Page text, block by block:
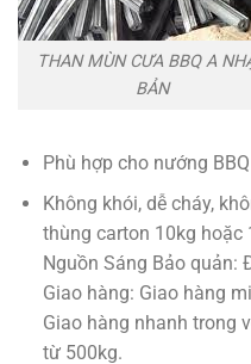
THAN MÙN CƯA BBQ A
BẢN
Phù hợp cho nướng
Không khói, dễ cháy,
thùng carton 10kg hoặc
Nguồn Sáng Bảo quản:
Giao hàng: Giao hàng
Giao hàng nhanh trong
từ 500kg.